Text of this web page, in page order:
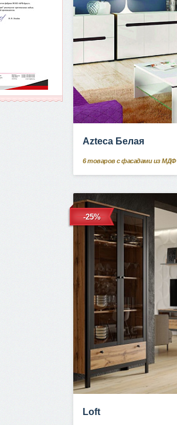
Azteca Белая
6 товаров с фасадами из МДФ
-25%
Loft